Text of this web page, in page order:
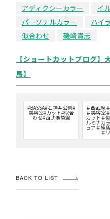
アディクシーカラー
イ
パーソナルカラー
ハイ
似合わせ
磯崎貴志
【ショートカットブログ
馬】
#BASSA#石神井公園#
美容室#カット#似合
わせ#西武池袋線
＃西武線
＃美容室
カット＃
ルミナカ
ュア＃練
＃
BACK TO LIST